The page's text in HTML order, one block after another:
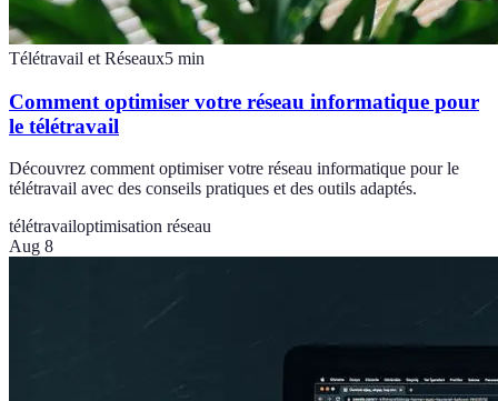
Télétravail et Réseaux5 min
Comment optimiser votre réseau informatique pour
le télétravail
Découvrez comment optimiser votre réseau informatique pour le
télétravail avec des conseils pratiques et des outils adaptés.
télétravailoptimisation réseau
Aug 8